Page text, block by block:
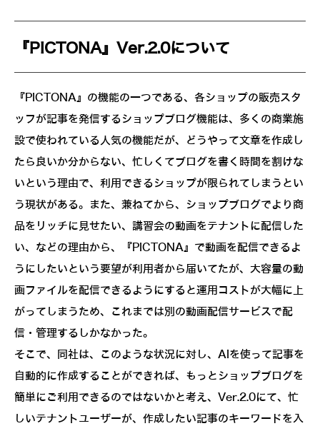
『PICTONA』Ver.2.0について
『PICTONA』の機能の一つである、各ショップの販売スタ
ッフが記事を発信するショップブログ機能は、多くの商業施
設で使われている人気の機能だが、どうやって文章を作成し
たら良いか分からない、忙しくてブログを書く時間を割けな
いという理由で、利用できるショップが限られてしまうとい
う現状がある。また、兼ねてから、ショップブログでより商
品をリッチに見せたい、講習会の動画をテナントに配信した
い、などの理由から、『PICTONA』で動画を配信できるよ
うにしたいという要望が利用者から届いてたが、大容量の動
画ファイルを配信できるようにすると運用コストが大幅に上
がってしまうため、これまでは別の動画配信サービスで配
信・管理するしかなかった。
そこで、同社は、このような状況に対し、AIを使って記事を
自動的に作成することができれば、もっとショップブログを
簡単にご利用できるのではないかと考え、Ver.2.0にて、忙
しいテナントユーザーが、作成したい記事のキーワードを入